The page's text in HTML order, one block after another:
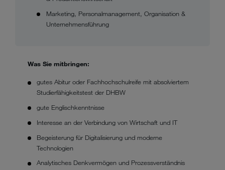
Marketing, Personalmanagement, Organisation &
Unternehmensführung
Was Sie mitbringen:
gutes Abitur oder Fachhochschulreife mit absolviertem
Studierfähigkeitstest der DHBW
gute Englischkenntnisse
Interesse an der Verbindung von Wirtschaft und IT
Begeisterung für Digitalisierung und moderne
Technologien
Analytisches Denkvermögen und Prozessverständnis